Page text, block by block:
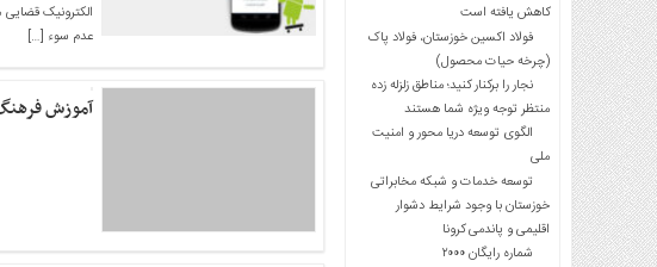
استفاده
ثبت
نام
ورود
به
سایت
اخبار
سایت
کاهش یافته است
فولاد اکسین خوزستان، فولاد پاک
(چرخه حیات محصول)
نجار را برکنار کنید؛ مناطق زلزله زده
منتظر توجه ویژه شما هستند
الگوی توسعه دریا محور و امنیت
ملی
توسعه خدمات و شبکه مخابراتی
خوزستان با وجود شرایط دشوار
اقلیمی و پاندمی کرونا
شماره رایگان ۲۰۰۰
الکترونیک
عدم سوء […]
آموزش